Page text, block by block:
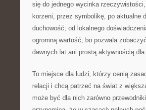
się do jednego wycinka
korzeni, przez symbolikę, po aktualne
duchowość; od lokalnego
ogromną wartość, bo pozwala
dawnych lat ani prostą aktywnością
To miejsce dla ludzi, którzy cenią
relacji i chcą patrzeć na świat z
może być dla nich zarówno